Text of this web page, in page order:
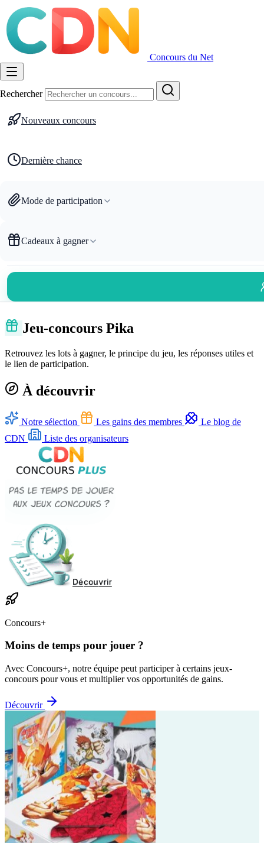
Concours du Net
Rechercher
Nouveaux concours
Dernière chance
Mode de participation
Cadeaux à gagner
Jeu-concours Pika
Retrouvez les lots à gagner, le principe du jeu, les réponses utiles et
le lien de participation.
À découvrir
Notre sélection Les gains des membres
Le blog de
CDN
Liste des organisateurs
Concours+
Moins de temps pour jouer ?
Avec Concours+, notre équipe peut participer à certains jeux-
concours pour vous et multiplier vos opportunités de gains.
Découvrir